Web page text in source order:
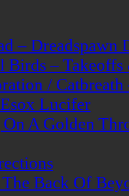
– Dreadspawn
Birds –
/
Lucifer
A Golden
Back Of